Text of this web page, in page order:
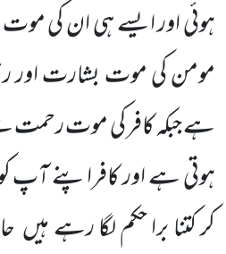
ہوئی اور ایسے ہی ان کی
مومن کی موت بشارت اور
ہے جبکہ کافر کی موت رحمت
ہوتی ہے اور کافراپنے آپ
کر کتنا برا حکم لگا رہے ہیں